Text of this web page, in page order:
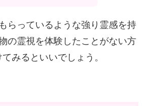
らっているような強り霊感を持
の霊視を体験したことがない方
みるといいでしょう。